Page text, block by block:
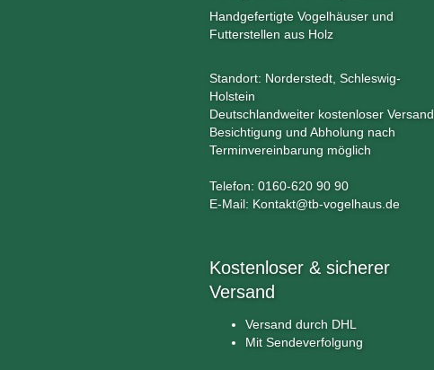
Handgefertigte Vogelhäuser und
Futterstellen aus Holz
Standort: Norderstedt, Schleswig-
Holstein
Deutschlandweiter kostenloser Versand
Besichtigung und Abholung nach
Terminvereinbarung möglich
Telefon: 0160-620 90 90
E-Mail: Kontakt@tb-vogelhaus.de
Kostenloser & sicherer
Versand
Versand durch DHL
Mit Sendeverfolgung